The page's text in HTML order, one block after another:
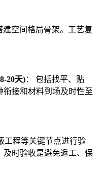
建空间格局骨架。工艺复
20天)： 包括找平、贴
接和材料到场及时性至
工程等关键节点进行验
及时验收是避免返工、保